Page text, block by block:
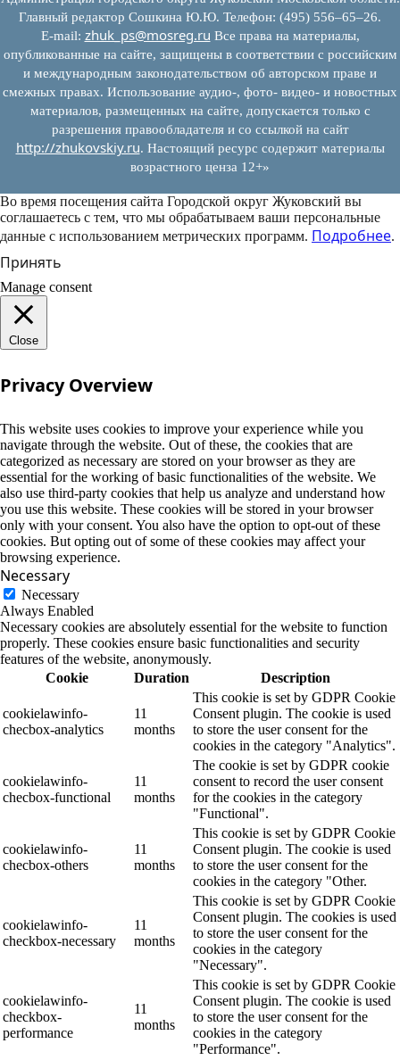
Главный редактор Сошкина Ю.Ю. Телефон: (495) 556–65–26.
E‑mail: zhuk_ps@mosreg.ru Все права на материалы,
опубликованные на сайте, защищены в соответствии с российским
и международным законодательством об авторском праве и
смежных правах. Использование аудио-, фото- видео- и новостных
материалов, размещенных на сайте, допускается только с
разрешения правообладателя и со ссылкой на сайт
http://zhukovskiy.ru. Настоящий ресурс содержит материалы
возрастного ценза 12+»
Во время посещения сайта Городской округ Жуковский вы
соглашаетесь с тем, что мы обрабатываем ваши персональные
данные с использованием метрических программ. Подробнее.
Принять
Manage consent
Close
Privacy Overview
This website uses cookies to improve your experience while you
navigate through the website. Out of these, the cookies that are
categorized as necessary are stored on your browser as they are
essential for the working of basic functionalities of the website. We
also use third-party cookies that help us analyze and understand how
you use this website. These cookies will be stored in your browser
only with your consent. You also have the option to opt-out of these
cookies. But opting out of some of these cookies may affect your
browsing experience.
Necessary
Necessary
Always Enabled
Necessary cookies are absolutely essential for the website to function
properly. These cookies ensure basic functionalities and security
features of the website, anonymously.
Cookie
Duration Description
cookielawinfo-
checbox-analytics
11
months
This cookie is set by GDPR Cookie
Consent plugin. The cookie is used
to store the user consent for the
cookies in the category "Analytics".
cookielawinfo-
checbox-functional
11
months
The cookie is set by GDPR cookie
consent to record the user consent
for the cookies in the category
"Functional".
cookielawinfo-
checbox-others
11
months
This cookie is set by GDPR Cookie
Consent plugin. The cookie is used
to store the user consent for the
cookies in the category "Other.
cookielawinfo-
checkbox-necessary
11
months
This cookie is set by GDPR Cookie
Consent plugin. The cookies is used
to store the user consent for the
cookies in the category
"Necessary".
cookielawinfo-
checkbox-
performance
11
months
This cookie is set by GDPR Cookie
Consent plugin. The cookie is used
to store the user consent for the
cookies in the category
"Performance".